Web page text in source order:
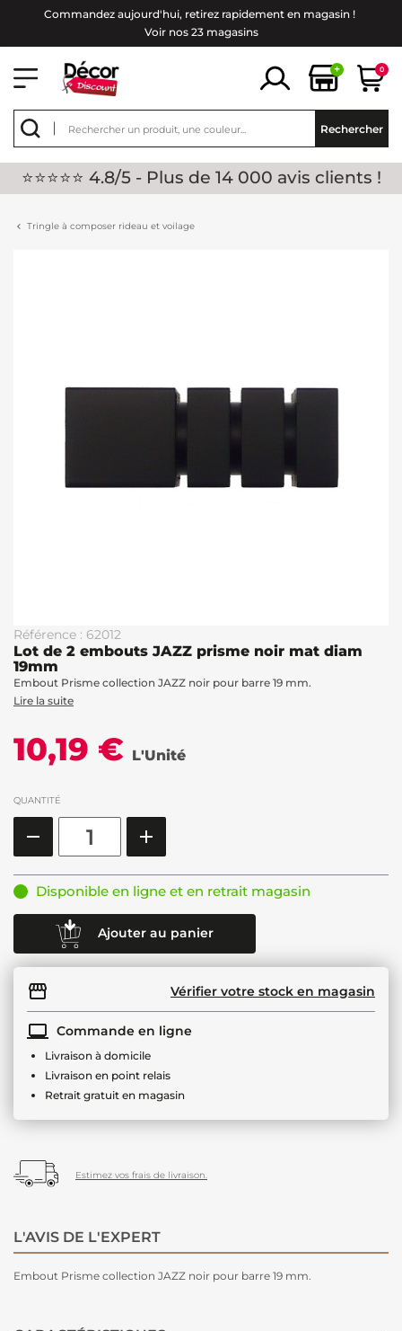
Commandez aujourd'hui, retirez rapidement en magasin !
Voir nos 23 magasins
+ 0
Rechercher
⭐⭐⭐⭐⭐ 4.8/5 - Plus de 14 000 avis clients !
Tringle à composer rideau et voilage
Référence : 62012
Lot de 2 embouts JAZZ prisme noir mat diam
19mm
Embout Prisme collection JAZZ noir pour barre 19 mm.
Lire la suite
10,19 € L'Unité
QUANTITÉ
Disponible en ligne et en retrait magasin
Ajouter au panier
Vérifier votre stock en magasin
Commande en ligne
Livraison à domicile
Livraison en point relais
Retrait gratuit en magasin
Estimez vos frais de livraison.
L'AVIS DE L'EXPERT
Embout Prisme collection JAZZ noir pour barre 19 mm.